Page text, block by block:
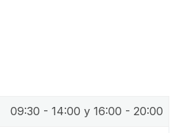
09:30 - 14:00 y 16:00 - 20:00